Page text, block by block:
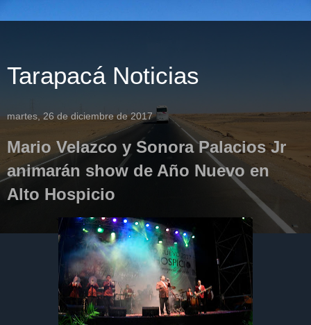
Tarapacá Noticias
martes, 26 de diciembre de 2017
Mario Velazco y Sonora Palacios Jr
animarán show de Año Nuevo en
Alto Hospicio